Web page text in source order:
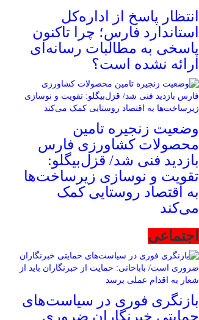
انتظار پاسخ از اداره‌کل
استاندارد فارس؛ چرا تاکنون
پاسخی به مطالبات رسانه‌ای
ارائه نشده است؟
وضعیت زنجیره تامین
محصولات کشاورزی فارس
بازدید فنی شد/ قزل‌بیگلو:
تقویت و نوسازی زیرساخت‌ها
به اقتصاد روستایی کمک
می‌کند
اجتماعی
بازنگری فوری در سیاست‌های
حمایتی خبرنگاران ضروری